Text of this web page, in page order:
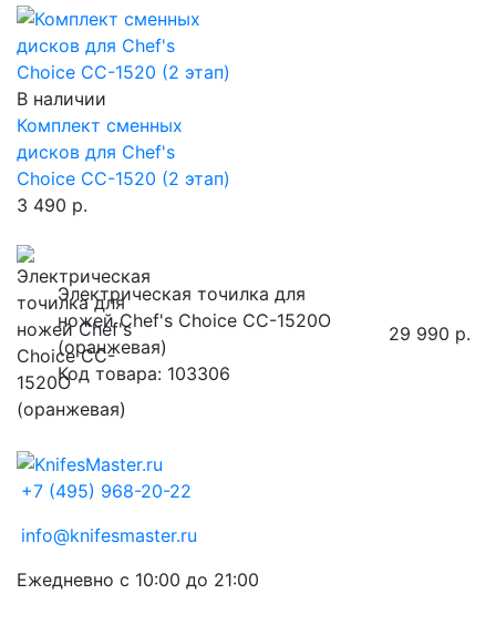
В наличии
Комплект сменных
дисков для Chef's
Choice CC-1520 (2 этап)
3 490 р.
Электрическая точилка для
ножей Chef's Choice CC-1520O
(оранжевая)
Код товара: 103306
29 990 р.
+7 (495) 968-20-22
info@knifesmaster.ru
Ежедневно с 10:00 до 21:00